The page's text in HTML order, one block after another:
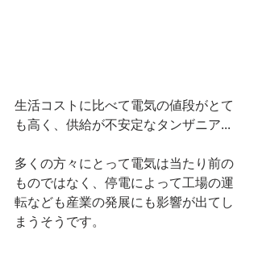
生活コストに比べて電気の値段がとて
も高く、供給が不安定なタンザニア...
多くの方々にとって電気は当たり前の
ものではなく、停電によって工場の運
転なども産業の発展にも影響が出てし
まうそうです。